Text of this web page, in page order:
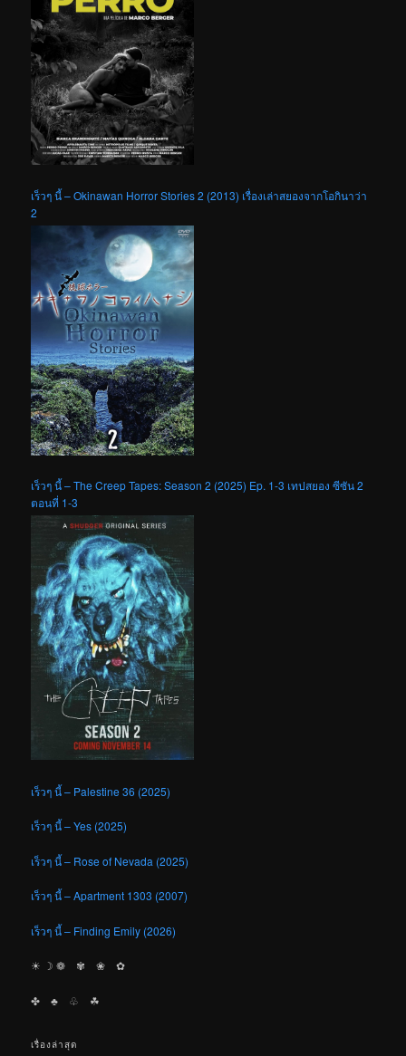
เร็วๆ นี้ – Okinawan Horror Stories 2 (2013) เรื่องเล่าสยองจากโอกินาว่า
2
เร็วๆ นี้ – The Creep Tapes: Season 2 (2025) Ep. 1-3 เทปสยอง ซีซัน 2
ตอนที่ 1-3
เร็วๆ นี้ – Palestine 36 (2025)
เร็วๆ นี้ – Yes (2025)
เร็วๆ นี้ – Rose of Nevada (2025)
เร็วๆ นี้ – Apartment 1303 (2007)
เร็วๆ นี้ – Finding Emily (2026)
☀︎ ☽ ❁ ✾ ❀ ✿
✤ ♣︎ ♧ ☘︎
เรื่องล่าสุด